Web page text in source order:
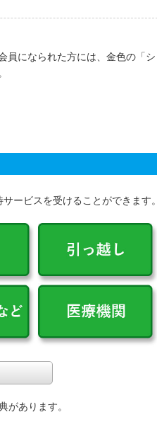
員になられた方には、金色の「シ
ービスを受けることができます。
があります。